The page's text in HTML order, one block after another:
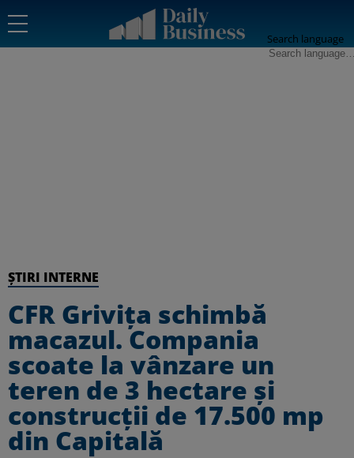
Search language
ȘTIRI INTERNE
CFR Grivița schimbă
macazul. Compania
scoate la vânzare un
teren de 3 hectare și
construcţii de 17.500 mp
din Capitală